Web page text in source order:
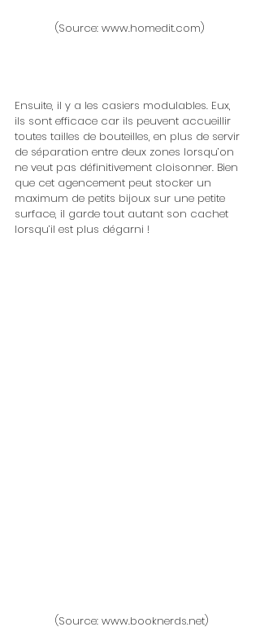
(Source: www.homedit.com)
Ensuite, il y a les casiers modulables. Eux,
ils sont efficace car ils peuvent accueillir
toutes tailles de bouteilles, en plus de servir
de séparation entre deux zones lorsqu’on
ne veut pas définitivement cloisonner. Bien
que cet agencement peut stocker un
maximum de petits bijoux sur une petite
surface, il garde tout autant son cachet
lorsqu’il est plus dégarni !
(Source: www.booknerds.net)